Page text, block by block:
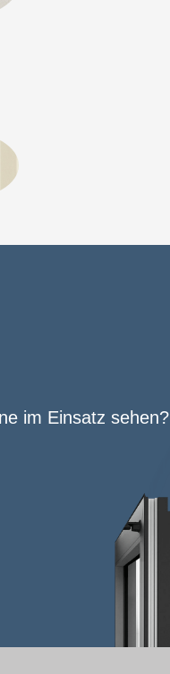
im Einsatz sehen?